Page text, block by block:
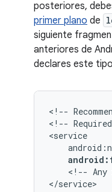
posteriores,
primer plano de
siguiente
anteriores de
declares este
<!--
<!-- Required
<!-- Any
</service>